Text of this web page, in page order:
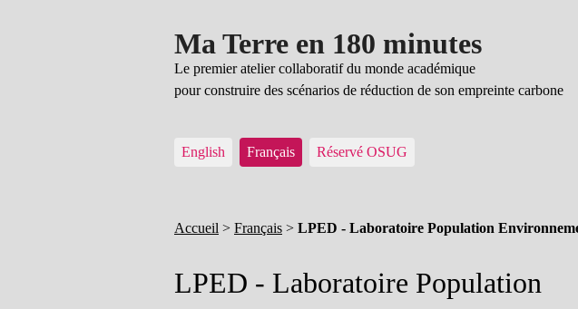
Ma Terre en 180 minutes
Le premier atelier collaboratif du monde académique
pour construire des scénarios de réduction de son empreinte carbone
English Français Réservé OSUG
Accueil > Français > LPED - Laboratoire Population
LPED - Laboratoire Population